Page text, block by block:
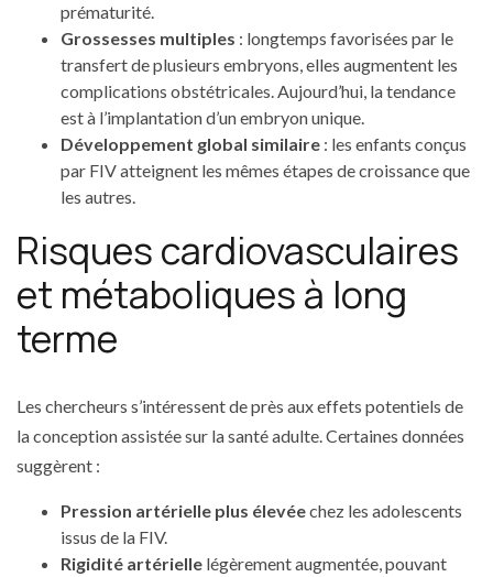
prématurité.
Grossesses multiples : longtemps favorisées par le
transfert de plusieurs embryons, elles augmentent les
complications obstétricales. Aujourd’hui, la tendance
est à l’implantation d’un embryon unique.
Développement global similaire : les enfants conçus
par FIV atteignent les mêmes étapes de croissance que
les autres.
Risques cardiovasculaires
et métaboliques à long
terme
Les chercheurs s’intéressent de près aux effets potentiels de
la conception assistée sur la santé adulte. Certaines données
suggèrent :
Pression artérielle plus élevéechez les adolescents
issus de la FIV.
Rigidité artérielle légèrement augmentée, pouvant